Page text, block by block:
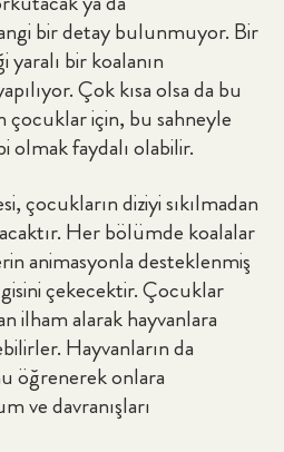
bir detay bulunmuyor. Bir
yaralı bir koalanın
Çok kısa olsa da bu
çocuklar için, bu sahneyle
olmak faydalı olabilir.
çocukların diziyi sıkılmadan
Her bölümde koalalar
animasyonla desteklenmiş
çekecektir. Çocuklar
ilham alarak hayvanlara
Hayvanların da
öğrenerek onlara
ve davranışları